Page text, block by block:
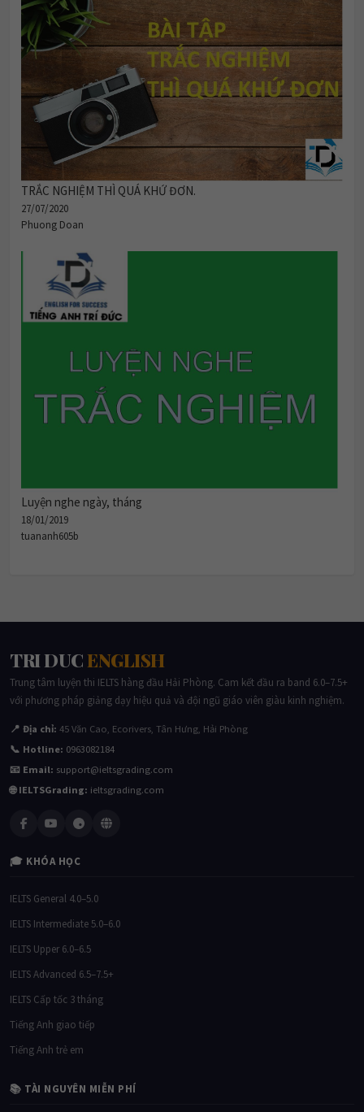
TRẮC NGHIỆM THÌ QUÁ KHỨ ĐƠN.
27/07/2020
Phuong Doan
Luyện nghe ngày, tháng
18/01/2019
tuananh605b
TRI DUCENGLISH
Trung tâm luyện thi IELTS hàng đầu Hải Phòng. Cam kết đầu ra band 6.0–7.5+
với phương pháp giảng dạy hiệu quả và đội ngũ giáo viên giàu kinh nghiệm.
📍 Địa chỉ: 45 Văn Cao, Ecorivers, Tân Hưng, Hải Phòng
📞 Hotline: 0963082184
📧 Email: support@ieltsgrading.com
🌐 IELTSGrading: ieltsgrading.com
🎓 KHÓA HỌC
IELTS General 4.0–5.0
IELTS Intermediate 5.0–6.0
IELTS Upper 6.0–6.5
IELTS Advanced 6.5–7.5+
IELTS Cấp tốc 3 tháng
Tiếng Anh giao tiếp
Tiếng Anh trẻ em
📚 TÀI NGUYÊN MIỄN PHÍ